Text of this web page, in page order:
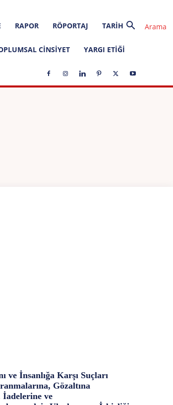
RAPOR RÖPORTAJ TARIH
CINSIYET YARGI ETIĞI
ve İnsanlığa Karşı Suçları
Gözaltına
İadelerine ve